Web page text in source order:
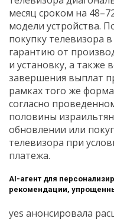
месяц сроком на
модели устройства.
покупку телевизора
гарантию от
и установку, а также
завершения выплат
рамках того же
согласно
половины
обновлении или
телевизора при
платежа.
AI-агент для
рекомендации,
yes анонсировала